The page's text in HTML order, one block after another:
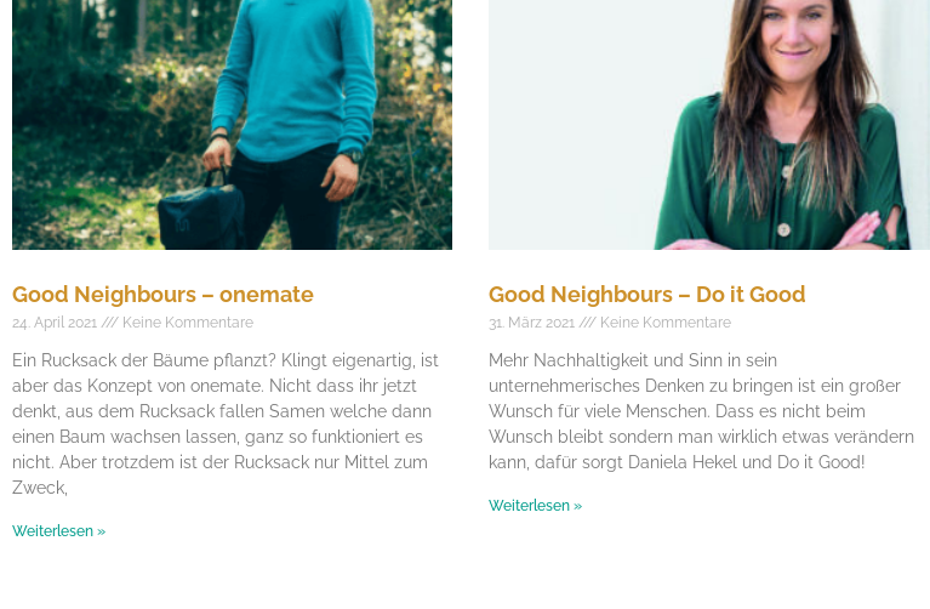
Good Neighbours – onemate
24. April 2021 Keine Kommentare
Ein Rucksack der Bäume pflanzt? Klingt eigenartig, ist
aber das Konzept von onemate. Nicht dass ihr jetzt
denkt, aus dem Rucksack fallen Samen welche dann
einen Baum wachsen lassen, ganz so funktioniert es
nicht. Aber trotzdem ist der Rucksack nur Mittel zum
Zweck,
Weiterlesen »
Good Neighbours – Do it Good
31. März 2021 Keine Kommentare
Mehr Nachhaltigkeit und Sinn in sein
unternehmerisches Denken zu bringen ist ein großer
Wunsch für viele Menschen. Dass es nicht beim
Wunsch bleibt sondern man wirklich etwas verändern
kann, dafür sorgt Daniela Hekel und Do it Good!
Weiterlesen »